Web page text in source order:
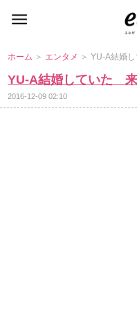
ホーム ＞ エンタメ ＞ YU-A結婚
YU-A結婚していた 来
2016-12-09 02:10